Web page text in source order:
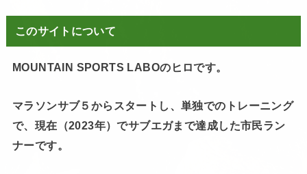
このサイトについて
MOUNTAIN SPORTS LABOのヒロです。
マラソンサブ５からスタートし、単独でのトレーニング
で、現在（2023年）でサブエガまで達成した市民ラン
ナーです。